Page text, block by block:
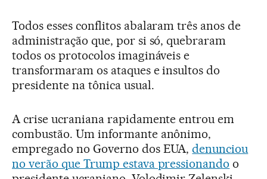
Todos esses conflitos abalaram três anos de
administração que, por si só, quebraram
todos os protocolos imagináveis e
transformaram os ataques e insultos do
presidente na tônica usual.
A crise ucraniana rapidamente entrou em
combustão. Um informante anônimo,
empregado no Governo dos EUA,denunciou
no verão que Trump estava pressionando o